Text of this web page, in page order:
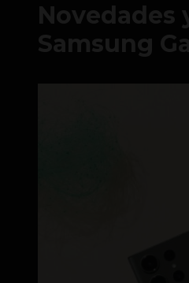
Novedades
Samsung